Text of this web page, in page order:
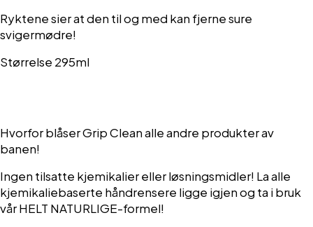
Ryktene sier at den til og med kan fjerne sure
svigermødre!
Størrelse 295ml
Hvorfor blåser Grip Clean alle andre produkter av
banen!
Ingen tilsatte kjemikalier eller løsningsmidler! La alle
kjemikaliebaserte håndrensere ligge igjen og ta i bruk
vårHELT NATURLIGE-formel!